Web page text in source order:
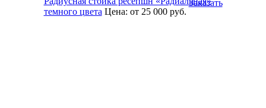
темного цвета Цена: от 25 000руб.
Заказать